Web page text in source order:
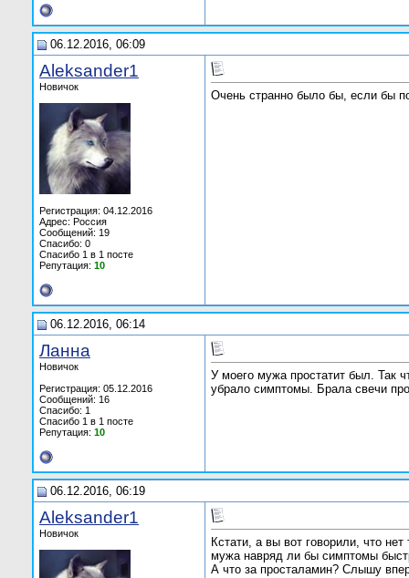
06.12.2016, 06:09
Aleksander1
Новичок
Регистрация: 04.12.2016
Адрес: Россия
Сообщений: 19
Спасибо: 0
Спасибо 1 в 1 посте
Репутация: 10
Очень странно было бы, если бы
06.12.2016, 06:14
Ланна
Новичок
Регистрация: 05.12.2016
Сообщений: 16
Спасибо: 1
Спасибо 1 в 1 посте
Репутация: 10
У моего мужа простатит был. Так
убрало симптомы. Брала свечи
06.12.2016, 06:19
Aleksander1
Новичок
Кстати, а вы вот говорили, что
мужа навряд ли бы симптомы
А что за просталамин? Слышу